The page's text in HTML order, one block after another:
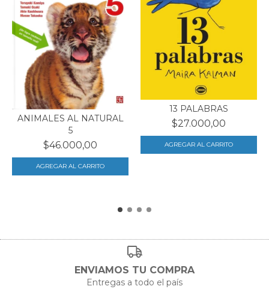
ANIMALES AL NATURAL
5
$46.000,00
13 PALABRAS
$27.000,00
ENVIAMOS TU COMPRA
Entregas a todo el país